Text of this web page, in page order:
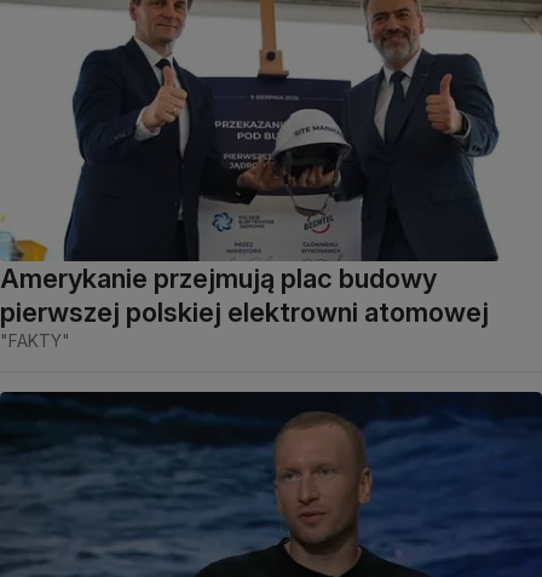
Amerykanie przejmują plac budowy
pierwszej polskiej elektrowni atomowej
"FAKTY"